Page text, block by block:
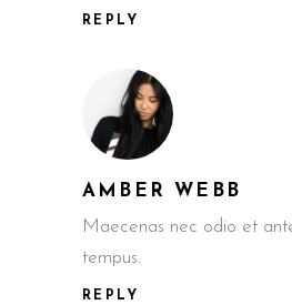
REPLY
AMBER WEBB
Maecenas nec odio et
tempus.
REPLY